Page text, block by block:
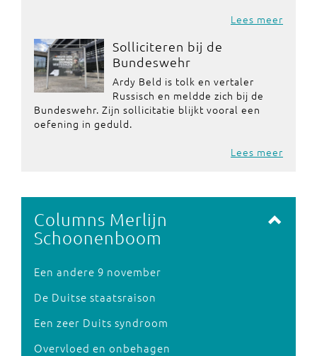
Lees meer
Solliciteren bij de
Bundeswehr
Ardy Beld is tolk en vertaler
Russisch en meldde zich bij de
Bundeswehr. Zijn sollicitatie blijkt vooral een
oefening in geduld.
Lees meer
Columns Merlijn
Schoonenboom
Een andere 9 november
De Duitse staatsraison
Een zeer Duits syndroom
Overvloed en onbehagen